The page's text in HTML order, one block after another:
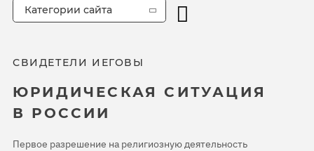
СВИДЕТЕЛИ ИЕГОВЫ
ЮРИДИЧЕСКАЯ СИТУАЦИЯ
В РОССИИ
Первое разрешение на религиозную деятельность
Категории сайта